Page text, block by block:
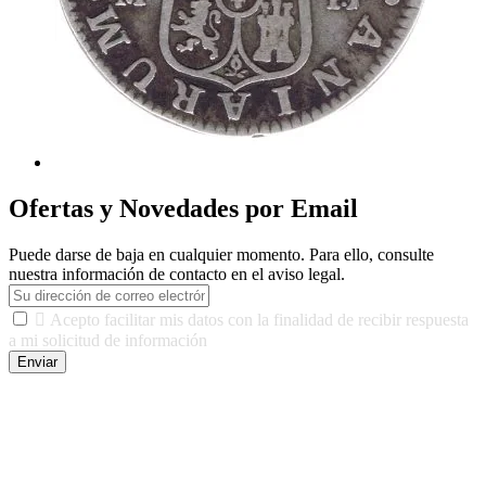
Ofertas y Novedades por Email
Puede darse de baja en cualquier momento. Para ello, consulte
nuestra información de contacto en el aviso legal.
 Acepto facilitar mis datos con la finalidad de recibir respuesta
a mi solicitud de información
Enviar